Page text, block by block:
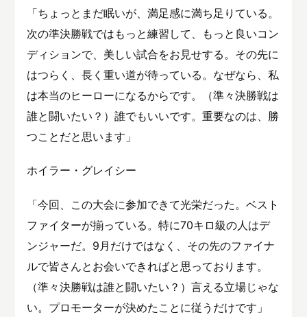
「ちょっとまだ眠いが、満足感に満ち足りている。
次の準決勝戦ではもっと練習して、もっと良いコン
ディションで、美しい試合をお見せする。その先に
はつらく、長く重い道が待っている。なぜなら、私
は本当のヒーローになるからです。（準々決勝戦は
誰と闘いたい？）誰でもいいです。重要なのは、勝
つことだと思います」
ホイラー・グレイシー
「今回、この大会に参加できて光栄だった。ベスト
ファイターが揃っている。特に70キロ級の人はデ
ンジャーだ。9月だけではなく、その先のファイナ
ルで皆さんとお会いできればと思っております。
（準々決勝戦は誰と闘いたい？）言える立場じゃな
い。プロモーターが決めたことに従うだけです」